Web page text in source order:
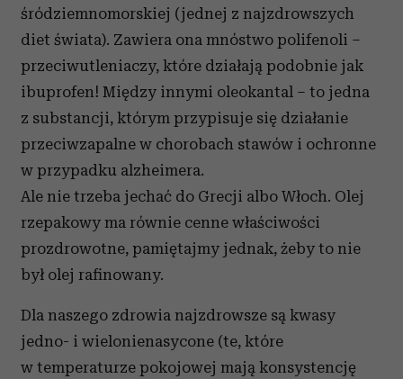
śródziemnomorskiej (jednej z najzdrowszych
diet świata). Zawiera ona mnóstwo polifenoli –
przeciwutleniaczy, które działają podobnie jak
ibuprofen! Między innymi oleokantal – to jedna
z substancji, którym przypisuje się działanie
przeciwzapalne w chorobach stawów i ochronne
w przypadku alzheimera.
Ale nie trzeba jechać do Grecji albo Włoch. Olej
rzepakowy ma równie cenne właściwości
prozdrowotne, pamiętajmy jednak, żeby to nie
był olej rafinowany.
Dla naszego zdrowia najzdrowsze są kwasy
jedno- i wielonienasycone (te, które
w temperaturze pokojowej mają konsystencję